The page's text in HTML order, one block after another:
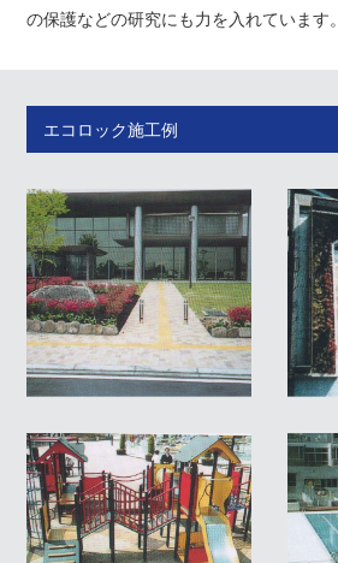
の保護などの研究にも力を入れています。
エコロック施工例